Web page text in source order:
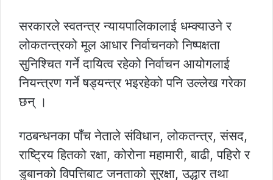
सरकारले स्वतन्त्र न्यायपालिकालाई धम्क्याउने र
लोकतन्त्रको मूल आधार निर्वाचनको निष्पक्षता
सुनिश्चित गर्ने दायित्व रहेको निर्वाचन आयोगलाई
नियन्त्रण गर्ने षड्यन्त्र भइरहेको पनि उल्लेख गरेका
छन् ।
गठबन्धनका पाँच नेताले संविधान, लोकतन्त्र, संसद,
राष्ट्रिय हितको रक्षा, कोरोना महामारी, बाढी, पहिरो र
डुबानको विपत्तिबाट जनताको सुरक्षा, उद्धार तथा